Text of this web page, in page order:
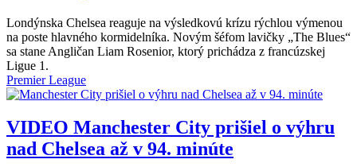
Londýnska Chelsea reaguje na výsledkovú krízu rýchlou výmenou
na poste hlavného kormidelníka. Novým šéfom lavičky „The Blues“
sa stane Angličan Liam Rosenior, ktorý prichádza z francúzskej
Ligue 1.
Premier League
VIDEO Manchester City prišiel o výhru
nad Chelsea až v 94. minúte